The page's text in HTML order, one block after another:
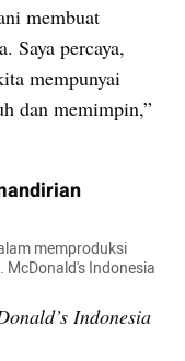
membuat
Saya percaya,
mempunyai
dan memimpin,”
memproduksi
McDonald's Indonesia
Indonesia